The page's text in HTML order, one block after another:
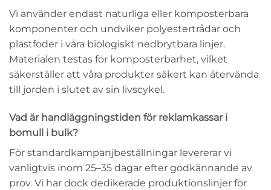
Vi använder endast naturliga eller komposterbara
komponenter och undviker polyestertrådar och
plastfoder i våra biologiskt nedbrytbara linjer.
Materialen testas för komposterbarhet, vilket
säkerställer att våra produkter säkert kan återvända
till jorden i slutet av sin livscykel.
Vad är handläggningstiden för reklamkassar i
bomull i bulk?
För standardkampanjbeställningar levererar vi
vanligtvis inom 25–35 dagar efter godkännande av
prov. Vi har dock dedikerade produktionslinjer för